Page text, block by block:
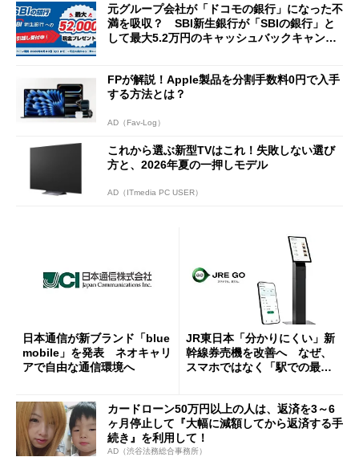
元グループ会社が「ドコモの銀行」になった不
満を吸収？ SBI新生銀行が「SBIの銀行」と
して最大5.2万円のキャッシュバックキャンペ
FPが解説！Apple製品を分割手数料0円で入手
する方法とは？
AD（Fav-Log）
これから選ぶ新型TVはこれ！失敗しない選び
方と、2026年夏の一押しモデル
AD（ITmedia PC USER）
日本通信が新ブランド「blue
mobile」を発表 ネオキャリ
アで自由な通信環境へ
JR東日本「分かりにくい」新
幹線券売機を改善へ なぜ、
スマホではなく「駅での最短
カードローン50万円以上の人は、返済を3～6
ヶ月停止して『大幅に減額してから返済する手
続き』を利用して！
AD（渋谷法務総合事務所）